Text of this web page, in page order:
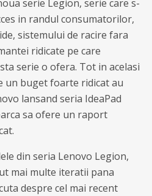
serie Legion, serie care s-
in randul consumatorilor,
sistemului de racire fara
ridicate pe care
serie o ofera. Tot in acelasi
un buget foarte ridicat au
lansand seria IdeaPad
sa ofere un raport
din seria Lenovo Legion,
mai multe iteratii pana
despre cel mai recent